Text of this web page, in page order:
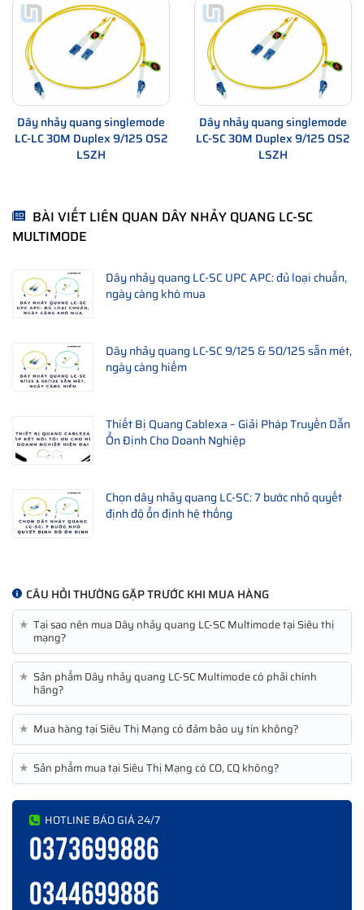
Dây nhảy quang singlemode
LC-LC 30M Duplex 9/125 OS2
LSZH
Dây nhảy quang singlemode
LC-SC 30M Duplex 9/125 OS2
LSZH
BÀI VIẾT LIÊN QUAN DÂY NHẢY QUANG LC-SC
MULTIMODE
Dây nhảy quang LC-SC UPC APC: đủ loại chuẩn,
ngày càng khó mua
Dây nhảy quang LC-SC 9/125 & 50/125 sẵn mét,
ngày càng hiếm
Thiết Bị Quang Cablexa – Giải Pháp Truyền Dẫn
Ổn Định Cho Doanh Nghiệp
Chọn dây nhảy quang LC-SC: 7 bước nhỏ quyết
định độ ổn định hệ thống
CÂU HỎI THƯỜNG GẶP TRƯỚC KHI MUA HÀNG
★ Tại sao nên mua Dây nhảy quang LC-SC Multimode tại Siêu thị
mạng?
★ Sản phẩm Dây nhảy quang LC-SC Multimode có phải chính
hãng?
★ Mua hàng tại Siêu Thị Mạng có đảm bảo uy tín không?
★ Sản phẩm mua tại Siêu Thị Mạng có CO, CQ không?
HOTLINE BÁO GIÁ 24/7
0373699886
0344699886